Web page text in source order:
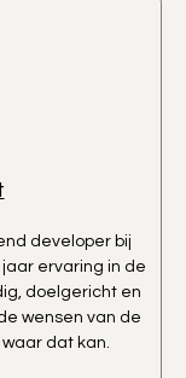
developer bij
ervaring in de
doelgericht en
wensen van de
dat kan.